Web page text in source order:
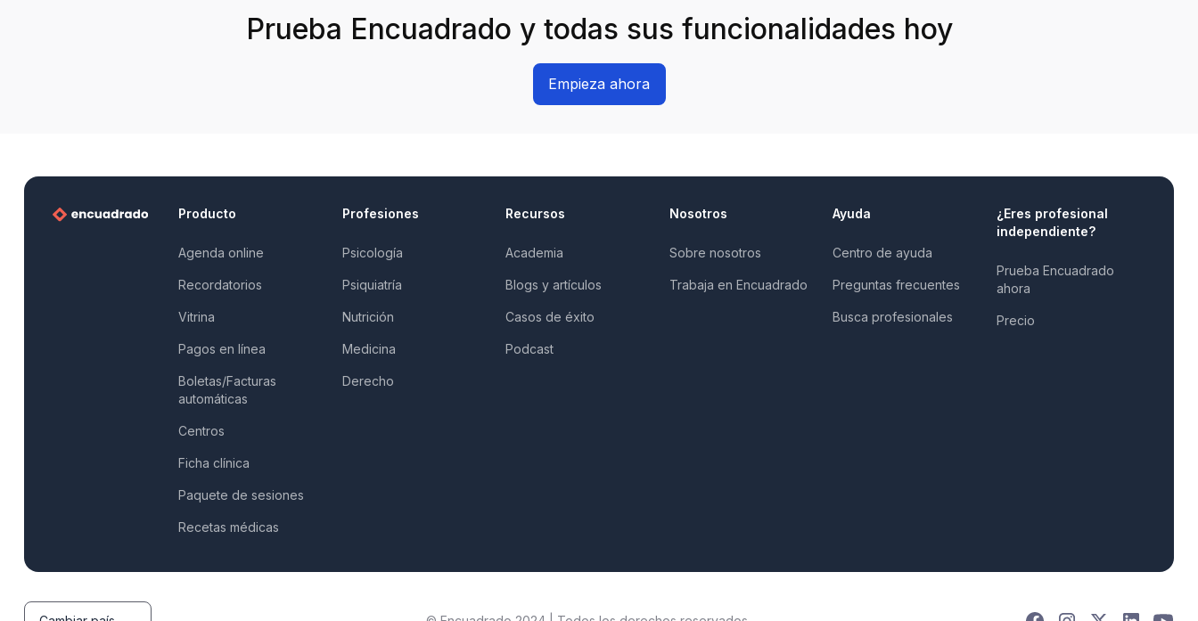
Prueba Encuadrado y todas sus funcionalidades hoy
Empieza ahora
Producto
Agenda online
Recordatorios
Vitrina
Pagos en línea
Boletas/Facturas
automáticas
Centros
Ficha clínica
Paquete de sesiones
Recetas médicas
Profesiones
Psicología
Psiquiatría
Nutrición
Medicina
Derecho
Recursos
Academia
Blogs y artículos
Casos de éxito
Podcast
Nosotros
Sobre nosotros
Trabaja en Encuadrado
Ayuda
Centro de ayuda
Preguntas frecuentes
Busca profesionales
¿Eres profesional
independiente?
Prueba Encuadrado
ahora
Precio